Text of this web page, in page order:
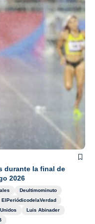
durante la final de
2026
Deultimominuto
ElPeriódicodelaVerdad
Luis Abinader